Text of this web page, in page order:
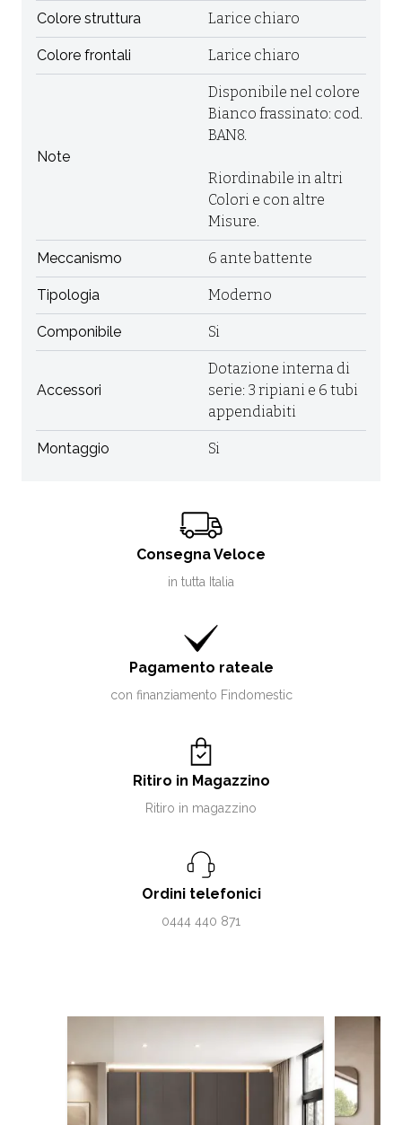
Colore struttura Larice chiaro
Colore frontali Larice chiaro
Note
Disponibile nel colore
Bianco frassinato: cod.
BAN8.
Riordinabile in altri
Colori e con altre
Misure.
Meccanismo 6 ante battente
Tipologia Moderno
Componibile Si
Accessori
Dotazione interna di
serie: 3 ripiani e 6 tubi
appendiabiti
Montaggio Si
Consegna Veloce
in tutta Italia
Pagamento rateale
con finanziamento Findomestic
Ritiro in Magazzino
Ritiro in magazzino
Ordini telefonici
0444 440 871